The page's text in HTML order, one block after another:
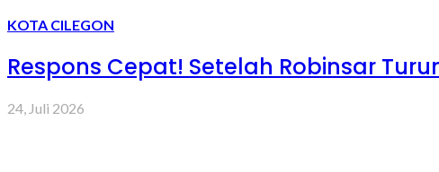
KOTA CILEGON
Respons Cepat! Setelah Robinsar
24, Juli 2026